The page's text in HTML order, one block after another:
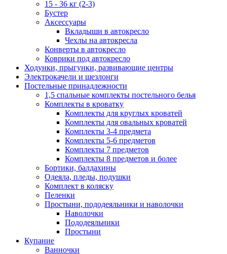
15 - 36 кг (2-3)
Бустер
Аксессуары
Вкладыши в автокресло
Чехлы на автокресла
Конверты в автокресло
Коврики под автокресло
Ходунки, прыгунки, развивающие центры
Электрокачели и шезлонги
Постельные принадлежности
1,5 спальные комплекты постельного белья
Комплекты в кроватку
Комплекты для круглых кроватей
Комплекты для овальных кроватей
Комплекты 3-4 предмета
Комплекты 5-6 предметов
Комплекты 7 предметов
Комплекты 8 предметов и более
Бортики, балдахины
Одеяла, пледы, подушки
Комплект в коляску
Пеленки
Простыни, пододеяльники и наволочки
Наволочки
Пододеяльники
Простыни
Купание
Ванночки